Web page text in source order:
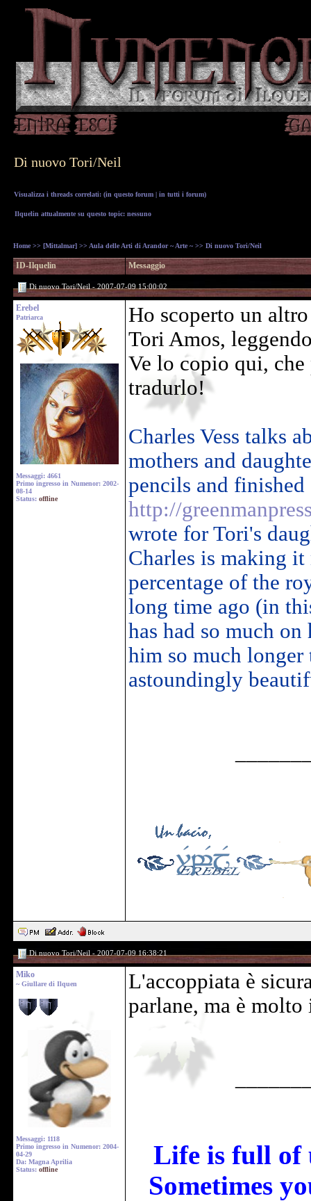
Di nuovo Tori/Neil
Visualizza i threads correlati: (in questo forum | in tutti i forum)
Ilquelin attualmente su questo topic: nessuno
Home >> [Mittalmar] >> Aula delle Arti di Arandor ~ Arte ~ >> Di nuovo Tori/Neil
ID-Ilquelin Messaggio
Di nuovo Tori/Neil - 2007-07-09 15:00:02
Erebel
Patriarca
Messaggi: 4661
Primo ingresso in Numenor: 2002-
08-14
Status: offline
Ho scoperto un
Tori Amos,
Ve lo copio qui, che
tradurlo!
Charles Vess talks
mothers and
pencils and finished
http://
wrote for Tori's
Charles is making
percentage of the
long time ago (in
has had so much
him so much longer
astoundingly
Di nuovo Tori/Neil - 2007-07-09 16:38:21
Miko
~ Giullare di Ilquen
Messaggi: 1118
Primo ingresso in Numenor: 2004-
04-29
Da: Magna Aprilia
Status: offline
L'accoppiata è
parlane, ma è molto
Life is full of
Sometimes